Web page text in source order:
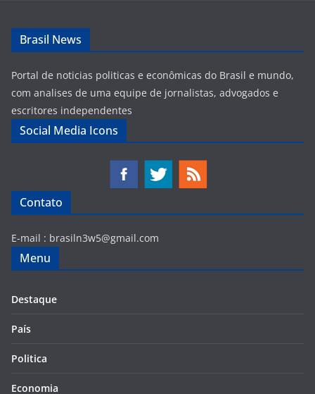
Brasil News
Portal de noticias politicas e econômicas do Brasil e mundo,
com analises de uma equipe de jornalistas, advogados e
escritores independentes
Social Media Icons
Contato
E-mail : brasiln3w5@gmail.com
Menu
Destaque
País
Politica
Economia